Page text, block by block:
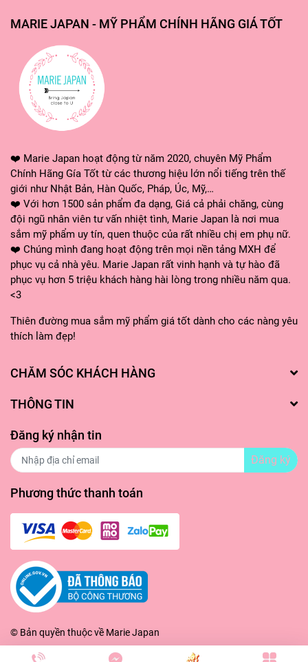
MARIE JAPAN - MỸ PHẨM CHÍNH HÃNG GIÁ TỐT
❤️ Marie Japan hoạt động từ năm 2020, chuyên Mỹ Phẩm
Chính Hãng Gía Tốt từ các thương hiệu lớn nổi tiếng trên thế
giới như Nhật Bản, Hàn Quốc, Pháp, Úc, Mỹ,…
❤️ Với hơn 1500 sản phẩm đa dạng, Giá cả phải chăng, cùng
đội ngũ nhân viên tư vấn nhiệt tình, Marie Japan là nơi mua
sắm mỹ phẩm uy tín, quen thuộc của rất nhiều chị em phụ nữ.
❤️ Chúng mình đang hoạt động trên mọi nền tảng MXH để
phục vụ cả nhà yêu. Marie Japan rất vinh hạnh và tự hào đã
phục vụ hơn 5 triệu khách hàng hài lòng trong nhiều năm qua.
<3
Thiên đường mua sắm mỹ phẩm giá tốt dành cho các nàng yêu
thích làm đẹp!
CHĂM SÓC KHÁCH HÀNG
THÔNG TIN
Đăng ký nhận tin
Đăng ký
Phương thức thanh toán
© Bản quyền thuộc về Marie Japan